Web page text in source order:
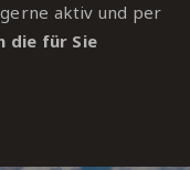
aktiv und per
die für Sie